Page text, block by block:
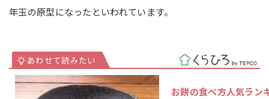
年玉の原型になったといわれています。
お餅の食べ方人気ラン